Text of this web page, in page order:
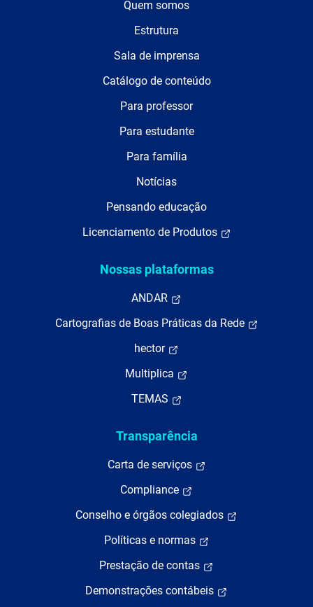
Quem somos
Estrutura
Sala de imprensa
Catálogo de conteúdo
Para professor
Para estudante
Para família
Notícias
Pensando educação
Licenciamento de Produtos
Nossas plataformas
ANDAR
Cartografias de Boas Práticas da Rede
hector
Multiplica
TEMAS
Transparência
Carta de serviços
Compliance
Conselho e órgãos colegiados
Políticas e normas
Prestação de contas
Demonstrações contábeis